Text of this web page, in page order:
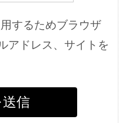
するためブラウザ
アドレス、サイトを